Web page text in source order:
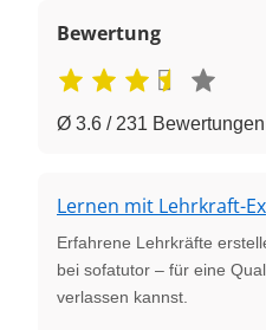
Bewertung
Ø 3.6 / 231 Bewertungen
Lernen mit Lehrkraft-
Erfahrene Lehrkräfte
bei sofatutor – für eine
verlassen kannst.